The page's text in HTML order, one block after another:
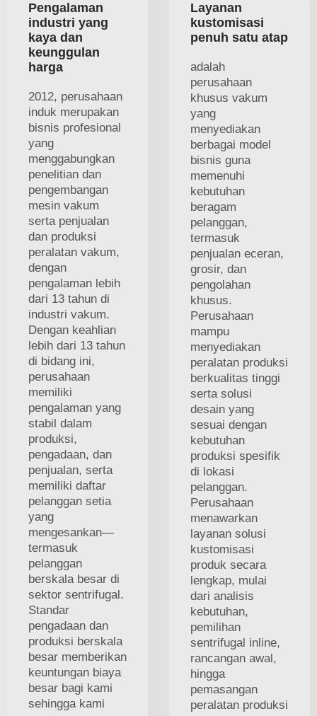
Pengalaman
industri yang
kaya dan
keunggulan
harga
2012, perusahaan
induk merupakan
bisnis profesional
yang
menggabungkan
penelitian dan
pengembangan
mesin vakum
serta penjualan
dan produksi
peralatan vakum,
dengan
pengalaman lebih
dari 13 tahun di
industri vakum.
Dengan keahlian
lebih dari 13 tahun
di bidang ini,
perusahaan
memiliki
pengalaman yang
stabil dalam
produksi,
pengadaan, dan
penjualan, serta
memiliki daftar
pelanggan setia
yang
mengesankan—
termasuk
pelanggan
berskala besar di
sektor sentrifugal.
Standar
pengadaan dan
produksi berskala
besar memberikan
keuntungan biaya
besar bagi kami
sehingga kami
Layanan
kustomisasi
penuh satu atap
adalah
perusahaan
khusus vakum
yang
menyediakan
berbagai model
bisnis guna
memenuhi
kebutuhan
beragam
pelanggan,
termasuk
penjualan eceran,
grosir, dan
pengolahan
khusus.
Perusahaan
mampu
menyediakan
peralatan produksi
berkualitas tinggi
serta solusi
desain yang
sesuai dengan
kebutuhan
produksi spesifik
di lokasi
pelanggan.
Perusahaan
menawarkan
layanan solusi
kustomisasi
produk secara
lengkap, mulai
dari analisis
kebutuhan,
pemilihan
sentrifugal inline,
rancangan awal,
hingga
pemasangan
peralatan produksi